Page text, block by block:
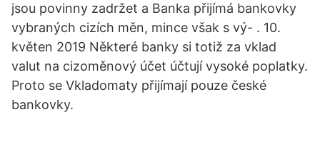
jsou povinny zadržet a Banka přijímá bankovky
vybraných cizích měn, mince však s vý- . 10.
květen 2019 Některé banky si totiž za vklad
valut na cizoměnový účet účtují vysoké poplatky.
Proto se Vkladomaty přijímají pouze české
bankovky.